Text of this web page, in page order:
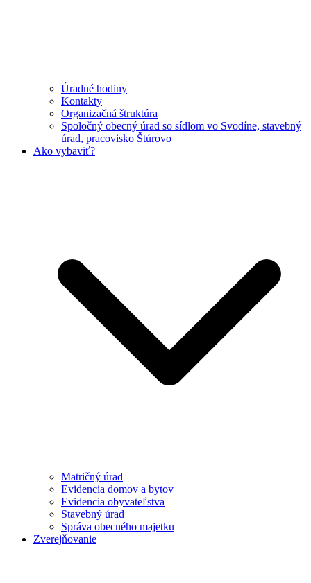
Úradné hodiny
Kontakty
Organizačná štruktúra
Spoločný obecný úrad so sídlom vo Svodíne, stavebný
úrad, pracovisko Štúrovo
Ako vybaviť?
Matričný úrad
Evidencia domov a bytov
Evidencia obyvateľstva
Stavebný úrad
Správa obecného majetku
Zverejňovanie